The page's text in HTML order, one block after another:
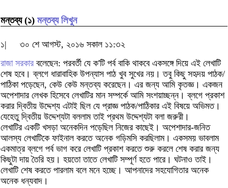
মন্তব্য (১) মন্তব্য লিখুন
১|
৩০ শে আগস্ট, ২০১৬ সকাল ১১:৩২
রাজা সরকার বলেছেন: পরবর্তী যে ক'টি পর্ব বাকি থাকবে একসঙ্গে দিয়ে এই লেখাটি
শেষ হবে। ব্লগে ধারাবাহিক উপন্যাস পাঠ খুব সুখের নয়। তবু কিছু সহৃদয় পাঠক/
পাঠিকা পড়েছেন, কেউ কেউ মন্তব্য করেছেন। এর জন্য আমি কৃতজ্ঞ। একজন
অপেশাদার লেখক হিসেবে লেখাটির মান সম্পর্কে আমি সংশয়াচ্ছন্ন। ব্লগে প্রকাশ
করার দ্বিতীয় উদ্দেশ্য এটাই ছিল যে প্রাজ্ঞ পাঠক/পাঠিকার এই বিষয়ে অভিমত।
যেহেতু দ্বিতীয় উদ্দেশ্যটা বললাম তাই প্রথম উদ্দেশ্যটা বলা জরুরী।
লেখাটির একটি খসড়া অনেকদিন পড়েছিল নিজের কাছেই। অপেশাদার-জনিত
আলস্য লেখাটিকে ফাইনাল করতে অনেক গড়িমসি করছিলাম। একসময় ভাবলাম
একমাত্র ব্লগে পর্ব ভাগ করে লেখাটি প্রকাশ করতে শুরু করলে শেষ করার জন্য
কিছুটা দায় তৈরি হয়। হয়তো তাতে লেখাটি সম্পূর্ণ হতে পারে। ঘটনাও তাই।
লেখাটি শেষ করতে পারলাম বলে মনে হচ্ছে। আপনাদের সহযোগিতার অনেক
অনেক ধন্যবাদ।